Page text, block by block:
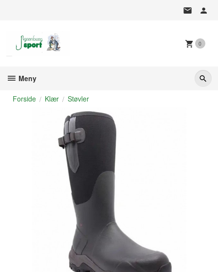
0
Meny
Forside Klær Støvler